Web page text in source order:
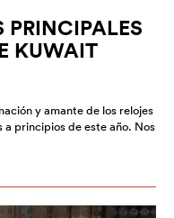
KUWAIT
y amante de los relojes
principios de este año. Nos